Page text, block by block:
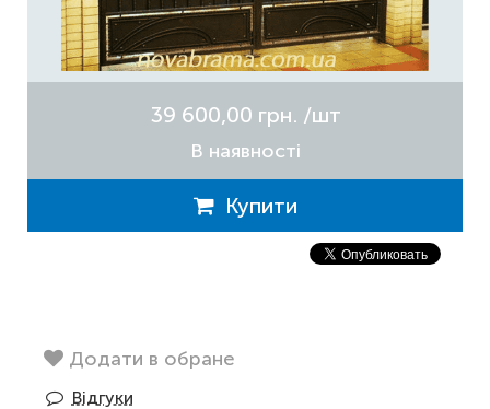
39 600,00 грн. /шт
В наявності
Купити
Додати в обране
Відгуки